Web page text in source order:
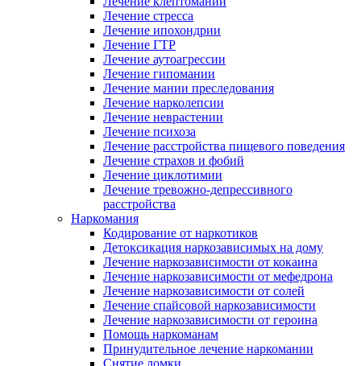
Лечение стресса
Лечение ипохондрии
Лечение ГТР
Лечение аутоагрессии
Лечение гипомании
Лечение мании преследования
Лечение нарколепсии
Лечение неврастении
Лечение психоза
Лечение расстройства пищевого поведения
Лечение страхов и фобий
Лечение циклотимии
Лечение тревожно-депрессивного
расстройства
Наркомания
Кодирование от наркотиков
Детоксикация наркозависимых на дому
Лечение наркозависимости от кокаина
Лечение наркозависимости от мефедрона
Лечение наркозависимости от солей
Лечение спайсовой наркозависимости
Лечение наркозависимости от героина
Помощь наркоманам
Принудительное лечение наркомании
Снятие ломки